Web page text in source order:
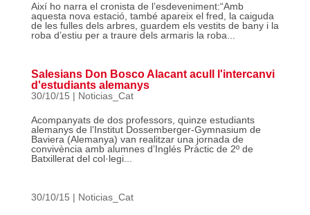
Així ho narra el cronista de l’esdeveniment:“Amb
aquesta nova estació, també apareix el fred, la caiguda
de les fulles dels arbres, guardem els vestits de bany i la
roba d’estiu per a traure dels armaris la roba...
Salesians Don Bosco Alacant acull l'intercanvi
d'estudiants alemanys
30/10/15 | Noticias_Cat
Acompanyats de dos professors, quinze estudiants
alemanys de l’Institut Dossemberger-Gymnasium de
Baviera (Alemanya) van realitzar una jornada de
convivència amb alumnes d’Inglés Pràctic de 2º de
Batxillerat del col·legi...
30/10/15 | Noticias_Cat